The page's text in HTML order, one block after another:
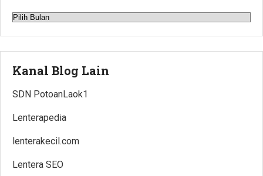
Arsip
Kanal Blog Lain
SDN PotoanLaok1
Lenterapedia
lenterakecil.com
Lentera SEO